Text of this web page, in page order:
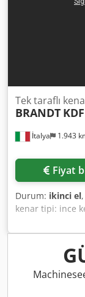
İtalya 1.943
Tek taraflı
BRANDT
Fiyat
Durum: ikinci el
kenar tipi: ince
sistemi: EVA
Anuokr Çok
m/dak